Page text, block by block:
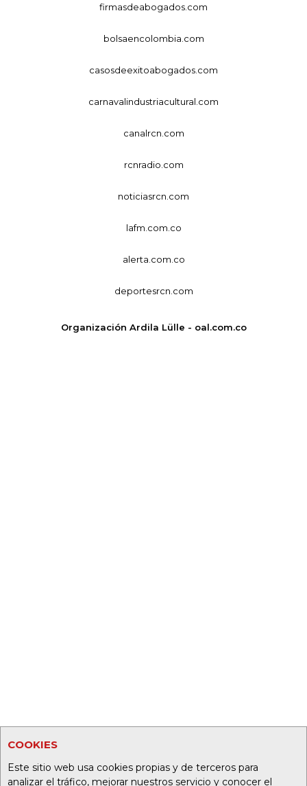
COOKIES
Este sitio web usa cookies propias y de terceros para
analizar el tráfico, mejorar nuestros servicio y conocer el
firmasdeabogados.com
bolsaencolombia.com
casosdeexitoabogados.com
carnavalindustriacultural.com
canalrcn.com
rcnradio.com
noticiasrcn.com
lafm.com.co
alerta.com.co
deportesrcn.com
Organización Ardila Lülle - oal.com.co